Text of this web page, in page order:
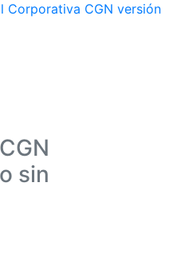
Corporativa CGN versión
sin